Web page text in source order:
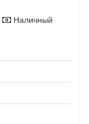
Наличный